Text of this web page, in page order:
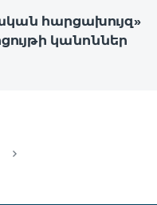
հարցախույզ»
կանոններ